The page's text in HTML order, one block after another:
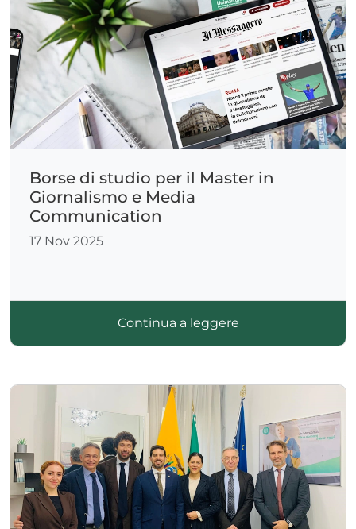
Borse di studio per il Master in
Giornalismo e Media
Communication
17 Nov 2025
Continua a leggere